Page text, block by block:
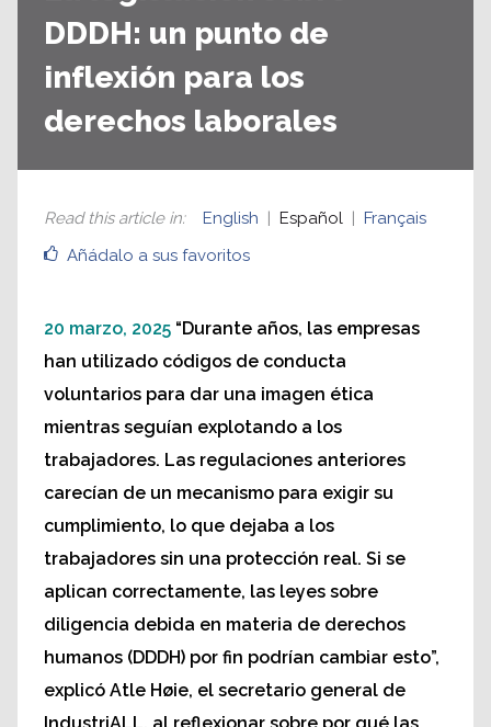
DDDH: un punto de
inflexión para los
derechos laborales
Añádalo a sus favoritos
Read this article in: English Español Français
20 marzo, 2025 “Durante años, las empresas
han utilizado códigos de conducta
voluntarios para dar una imagen ética
mientras seguían explotando a los
trabajadores. Las regulaciones anteriores
carecían de un mecanismo para exigir su
cumplimiento, lo que dejaba a los
trabajadores sin una protección real. Si se
aplican correctamente, las leyes sobre
diligencia debida en materia de derechos
humanos (DDDH) por fin podrían cambiar esto”,
explicó Atle Høie, el secretario general de
IndustriALL, al reflexionar sobre por qué las